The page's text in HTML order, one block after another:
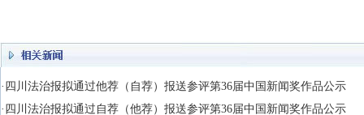
·四川法治报拟通过他荐（自荐）报送参评第36届中国新闻奖作品公示
·四川法治报拟通过自荐（他荐）报送参评第36届中国新闻奖作品公示